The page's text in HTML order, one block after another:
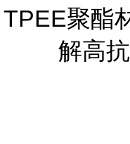
TPEE聚酯
解高